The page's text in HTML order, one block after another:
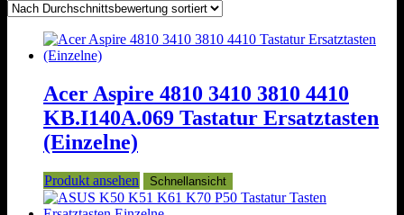
Acer Aspire 4810 3410 3810 4410
KB.I140A.069 Tastatur Ersatztasten
(Einzelne)
Produkt ansehen Schnellansicht